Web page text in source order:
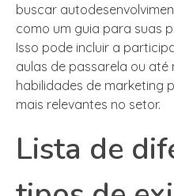
buscar
como um guia para suas
Isso pode incluir a
aulas de passarela ou
habilidades de marketing
mais relevantes no setor.
Lista de